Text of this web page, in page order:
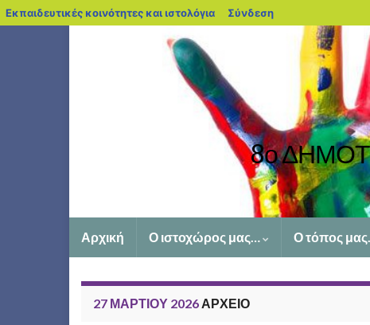
Εκπαιδευτικές κοινότητες και ιστολόγια blogs.sch.gr
Σύνδεση
8ο
Αρχική Ο ιστοχώρος μας… Ο τόπος
27 ΜΑΡΤΊΟΥ 2026 ΑΡΧΕΊΟ